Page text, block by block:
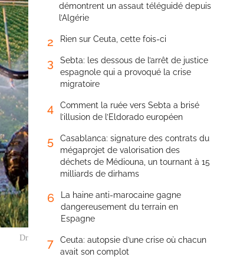
Dr
démontrent un assaut téléguidé depuis
l’Algérie
2 Rien sur Ceuta, cette fois-ci
3
Sebta: les dessous de l’arrêt de justice
espagnole qui a provoqué la crise
migratoire
4
Comment la ruée vers Sebta a brisé
l’illusion de l’Eldorado européen
5
Casablanca: signature des contrats du
mégaprojet de valorisation des
déchets de Médiouna, un tournant à 15
milliards de dirhams
6
La haine anti-marocaine gagne
dangereusement du terrain en
Espagne
7
Ceuta: autopsie d’une crise où chacun
avait son complot